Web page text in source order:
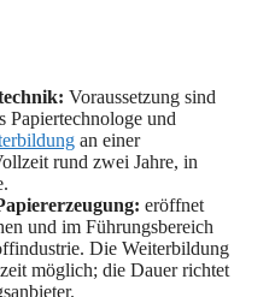
Voraussetzung sind
Papiertechnologe und
an einer
rund zwei Jahre, in
eröffnet
und im Führungsbereich
Die Weiterbildung
möglich; die Dauer richtet